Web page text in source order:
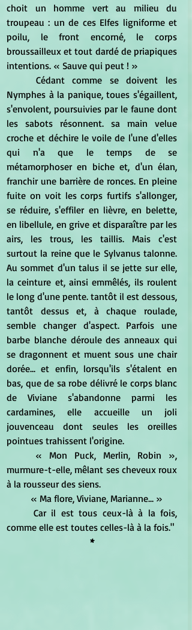
choit un homme vert au milieu du
troupeau : un de ces Elfes ligniforme et
poilu, le front encorné, le corps
broussailleux et tout dardé de priapiques
intentions. « Sauve qui peut ! »
Nymphes à la panique, toues s'égaillent,
s'envolent, poursuivies par le faune dont
les sabots résonnent. sa main velue
croche et déchire le voile de l'une d'elles
qui n'a que le temps de se
métamorphoser en biche et, d'un élan,
franchir une barrière de ronces. En pleine
fuite on voit les corps furtifs s'allonger,
se réduire, s'effiler en lièvre, en belette,
en libellule, en grive et disparaître par les
airs, les trous, les taillis. Mais c'est
surtout la reine que le Sylvanus talonne.
Au sommet d'un talus il se jette sur elle,
la ceinture et, ainsi emmêlés, ils roulent
le long d'une pente. tantôt il est dessous,
tantôt dessus et, à chaque roulade,
semble changer d'aspect. Parfois une
barbe blanche déroule des anneaux qui
se dragonnent et muent sous une chair
dorée... et enfin, lorsqu'ils s'étalent en
bas, que de sa robe délivré le corps blanc
de Viviane s'abandonne parmi les
cardamines, elle accueille un joli
jouvenceau dont seules les oreilles
pointues trahissent l'origine.
murmure-t-elle, mêlant ses cheveux roux
à la rousseur des siens.
	« Ma flore, Viviane, Marianne... »
comme elle est toutes celles-là à la fois."
*